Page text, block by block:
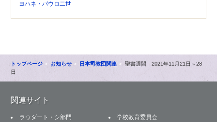
ヨハネ・パウロ二世
トップページ お知らせ 日本司教団関連
聖書週間 2021年11月21日～28
日
関連サイト
ラウダート・シ部門
学校教育委員会